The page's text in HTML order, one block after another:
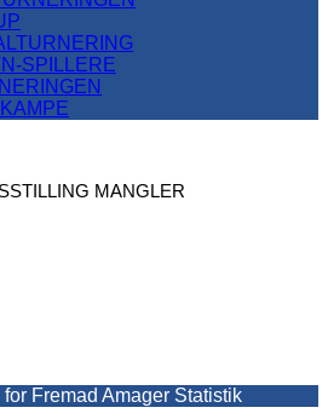
SPILLERE
MANGLER
Fremad Amager Statistik